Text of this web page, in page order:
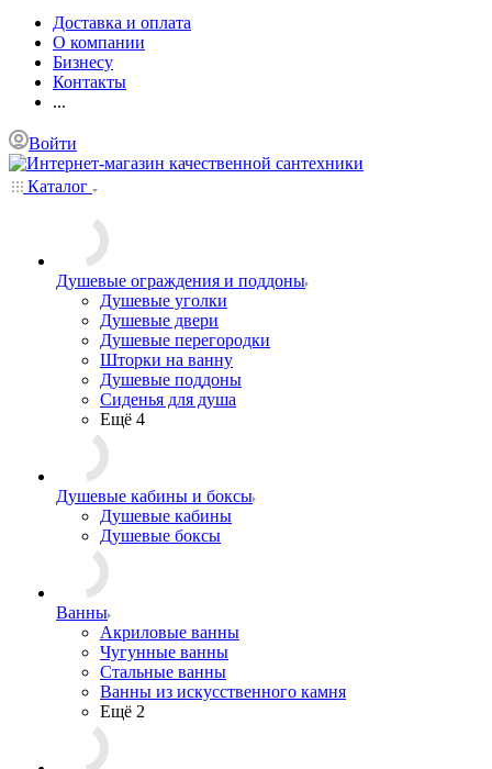
Доставка и оплата
О компании
Бизнесу
Контакты
...
Войти
Каталог
Душевые ограждения и поддоны
Душевые уголки
Душевые двери
Душевые перегородки
Шторки на ванну
Душевые поддоны
Сиденья для душа
Ещё 4
Душевые кабины и боксы
Душевые кабины
Душевые боксы
Ванны
Акриловые ванны
Чугунные ванны
Стальные ванны
Ванны из искусственного камня
Ещё 2